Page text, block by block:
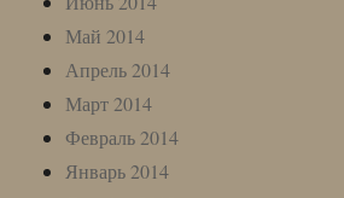
Май 2014
Апрель 2014
Март 2014
Февраль 2014
Январь 2014